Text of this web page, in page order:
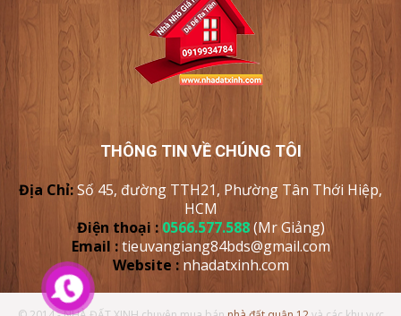
THÔNG TIN VỀ CHÚNG TÔI
Địa Chỉ:Số 45, đường TTH21, Phường Tân Thới Hiệp,
HCM
Điện thoại : 0566.577.588 (Mr Giảng)
Email :tieuvangiang84bds@gmail.com
Website : nhadatxinh.com